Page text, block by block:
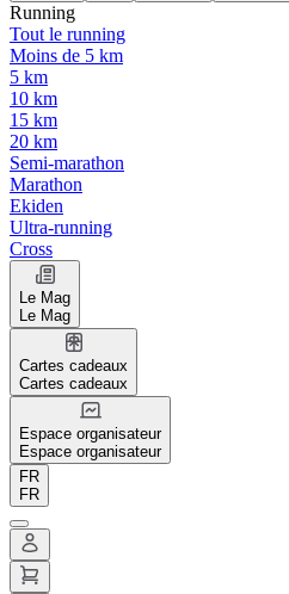
Running
Tout le running
Moins de 5 km
5 km
10 km
15 km
20 km
Semi-marathon
Marathon
Ekiden
Ultra-running
Cross
Le Mag
Le Mag
Cartes cadeaux
Cartes cadeaux
Espace organisateur
Espace organisateur
FR
FR